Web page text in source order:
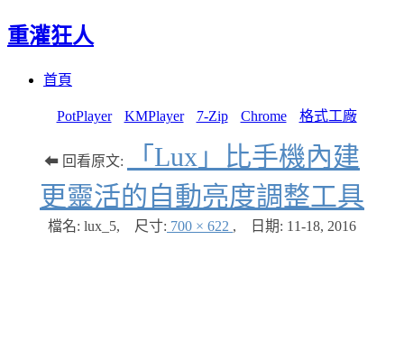
重灌狂人
首頁
PotPlayer KMPlayer 7-Zip Chrome 格式工廠
⬅ 回看原文:
「Lux」比手機內建
更靈活的自動亮度調整工具
檔名: lux_5, 尺寸: 700 × 622 , 日期: 11-18, 2016